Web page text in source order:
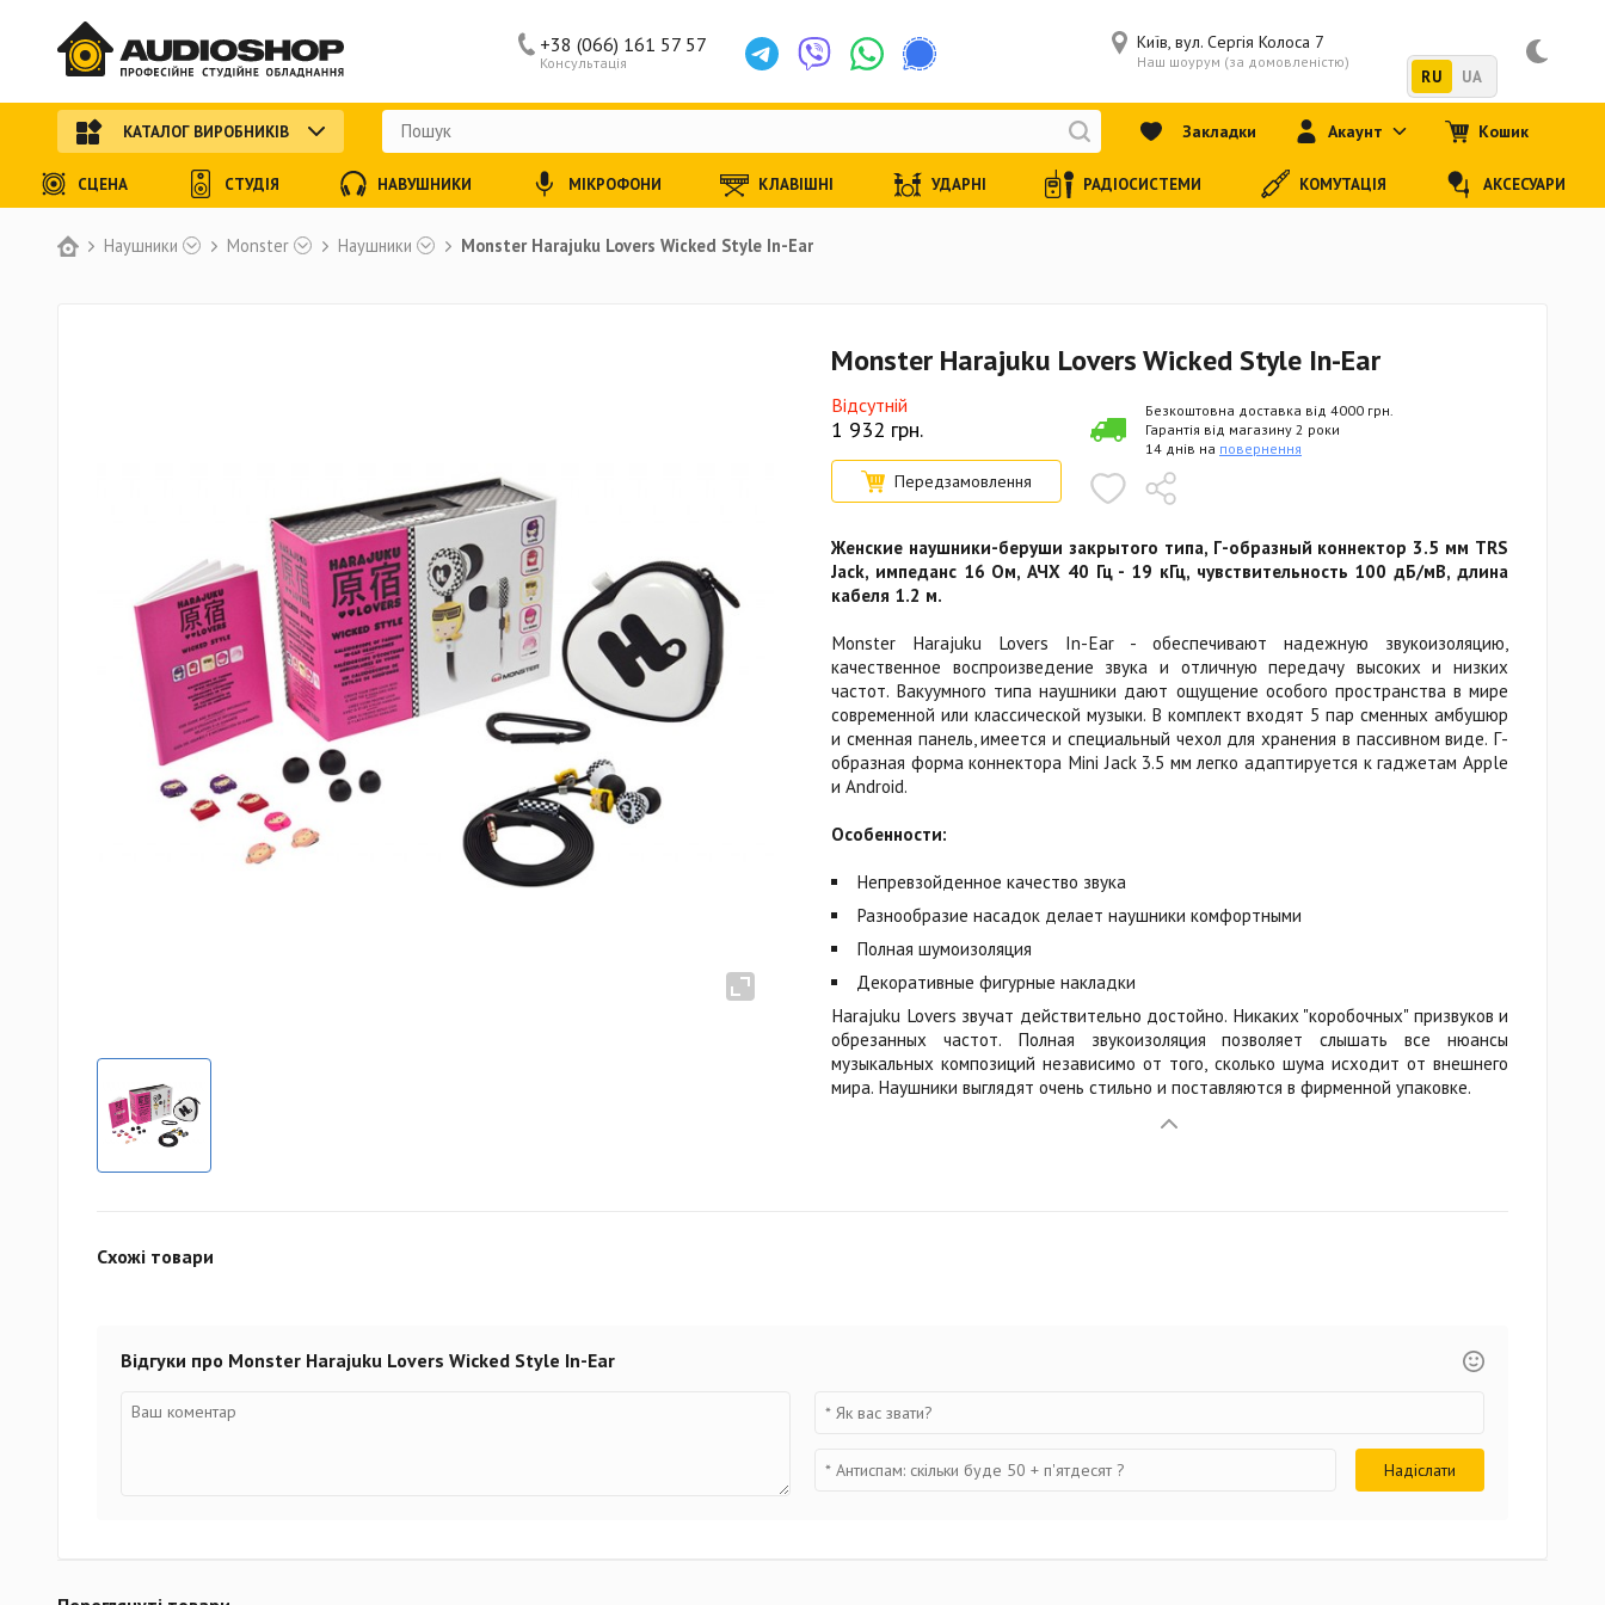
Наушники Monster Наушники Monster Harajuku Lovers Wicked Style In-Ear
Monster Harajuku Lovers Wicked Style In-Ear
Відсутній
1 932 грн.
Передзамовлення
Безкоштовна доставка від 4000 грн.
Гарантія від магазину 2 роки
14 днів на повернення
Женские наушники-беруши закрытого типа, Г-образный коннектор 3.5 мм TRS
Jack, импеданс 16 Ом, АЧХ 40 Гц - 19 кГц, чувствительность 100 дБ/мВ, длина
кабеля 1.2 м.
Monster Harajuku Lovers In-Ear - обеспечивают надежную звукоизоляцию,
качественное воспроизведение звука и отличную передачу высоких и низких
частот. Вакуумного типа наушники дают ощущение особого пространства в мире
современной или классической музыки. В комплект входят 5 пар сменных амбушюр
и сменная панель, имеется и специальный чехол для хранения в пассивном виде. Г-
образная форма коннектора Мini Jack 3.5 мм легко адаптируется к гаджетам Apple
и Android.
Особенности:
Непревзойденное качество звука
Разнообразие насадок делает наушники комфортными
Полная шумоизоляция
Декоративные фигурные накладки
Harajuku Lovers звучат действительно достойно. Никаких "коробочных" призвуков и
обрезанных частот. Полная звукоизоляция позволяет слышать все нюансы
музыкальных композиций независимо от того, сколько шума исходит от внешнего
мира. Наушники выглядят очень стильно и поставляются в фирменной упаковке.
Схожі товари
Відгуки про Monster Harajuku Lovers Wicked Style In-Ear
Консультація
+38 (066) 161 57 57 Київ, вул. Сергія Колоса 7
Наш шоурум (за домовленістю)
RU UA
КАТАЛОГ ВИРОБНИКІВ Закладки Акаунт Кошик
СЦЕНА СТУДІЯ НАВУШНИКИ МІКРОФОНИ КЛАВІШНІ УДАРНІ РАДІОСИСТЕМИ КОМУТАЦІЯ АКСЕСУАРИ